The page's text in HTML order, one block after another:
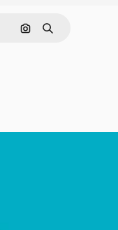
Cerca per immagine
Ricerca